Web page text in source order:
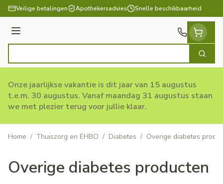
Ga naar de inhoud
Veilige betalingen Apothekersadvies Snelle beschikbaarheid
Menu
Zoek
Onze jaarlijkse vakantie is dit jaar van 15 augustus
t.e.m. 30 augustus. Vanaf maandag 31 augustus staan
we met plezier terug voor jullie klaar.
Home / Thuiszorg en EHBO / Diabetes / Overige diabetes
Overige diabetes producten